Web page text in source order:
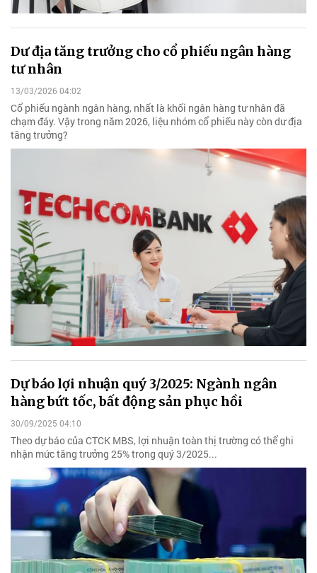
Dư địa tăng trưởng cho cổ phiếu ngân hàng
tư nhân
13/03/2026 04:02
Cổ phiếu ngành ngân hàng, nhất là khối ngân hàng tư nhân đã
chạm đáy. Vậy trong năm 2026, liệu nhóm cổ phiếu này còn dư địa
tăng trưởng?
Dự báo lợi nhuận quý 3/2025: Ngành ngân
hàng bứt tốc, bất động sản phục hồi
30/09/2025 04:10
Theo dự báo của CTCK MBS, lợi nhuận toàn thị trường có thể ghi
nhận mức tăng trưởng 25% trong quý 3/2025...